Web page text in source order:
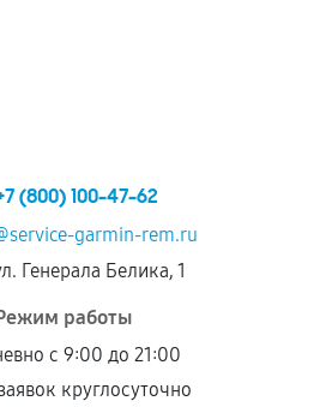
(800) 100-47-62
garmin-rem.ru
Генерала Белика, 1
работы
с 9:00 до 21:00
круглосуточно